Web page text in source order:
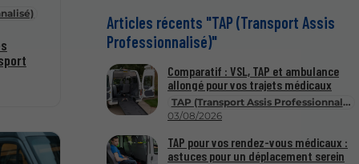
Articles récents "TAP (Transport Assis
Professionnalisé)"
TAP (Transport Assis Professionnalisé)
03/08/2026
Comparatif : VSL, TAP et ambulance
allongé pour vos trajets médicaux
TAP pour vos rendez-vous médicaux :
astuces pour un déplacement serein